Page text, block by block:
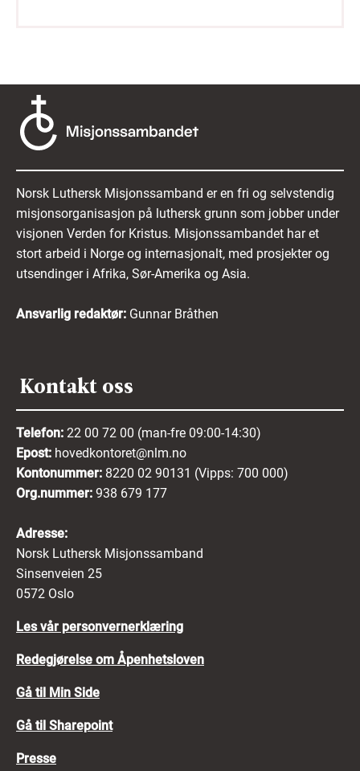
Norsk Luthersk Misjonssamband er en fri og selvstendig
misjonsorganisasjon på luthersk grunn som jobber under
visjonen Verden for Kristus. Misjonssambandet har et
stort arbeid i Norge og internasjonalt, med prosjekter og
utsendinger i Afrika, Sør-Amerika og Asia.
Ansvarlig redaktør: Gunnar Bråthen
Kontakt oss
Telefon: 22 00 72 00 (man-fre 09:00-14:30)
Epost: hovedkontoret@nlm.no
Kontonummer: 8220 02 90131 (Vipps: 700 000)
Org.nummer: 938 679 177
Adresse:
Norsk Luthersk Misjonssamband
Sinsenveien 25
0572 Oslo
Les vår personvernerklæring
Redegjørelse om Åpenhetsloven
Gå til Min Side
Gå til Sharepoint
Presse